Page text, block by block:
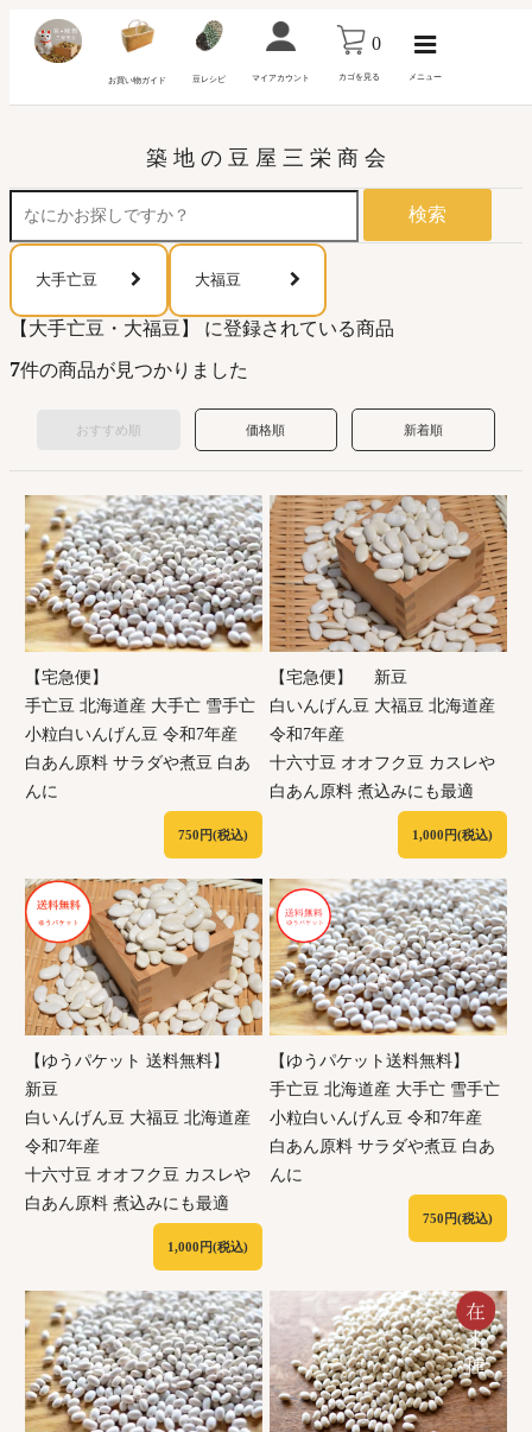
お買い物ガイド 豆レシピ マイアカウント
0
カゴを見る メニュー
築 地 の 豆 屋 三 栄 商 会
検索
大手亡豆 大福豆
【大手亡豆・大福豆】 に登録されている商品
7件の商品が見つかりました
おすすめ順 価格順 新着順
【宅急便】
手亡豆 北海道産 大手亡 雪手亡
小粒白いんげん豆 令和7年産
白あん原料 サラダや煮豆 白あ
んに
750円(税込)
【宅急便】 新豆
白いんげん豆 大福豆 北海道産
令和7年産
十六寸豆 オオフク豆 カスレや
白あん原料 煮込みにも最適
1,000円(税込)
【ゆうパケット 送料無料】
新豆
白いんげん豆 大福豆 北海道産
令和7年産
十六寸豆 オオフク豆 カスレや
白あん原料 煮込みにも最適
1,000円(税込)
【ゆうパケット送料無料】
手亡豆 北海道産 大手亡 雪手亡
小粒白いんげん豆 令和7年産
白あん原料 サラダや煮豆 白あ
んに
750円(税込)